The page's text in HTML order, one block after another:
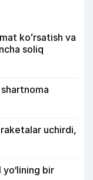
koʻrsatish va
soliq
uchirdi,
bir